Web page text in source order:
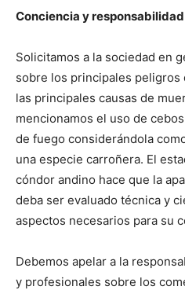
Conciencia y responsabilidad
Solicitamos a la sociedad en
sobre los principales
las principales causas de
mencionamos el uso de
de fuego considerándola
una especie carroñera. El
cóndor andino hace que la
deba ser evaluado técnica y
aspectos necesarios para su
Debemos apelar a la
y profesionales sobre los